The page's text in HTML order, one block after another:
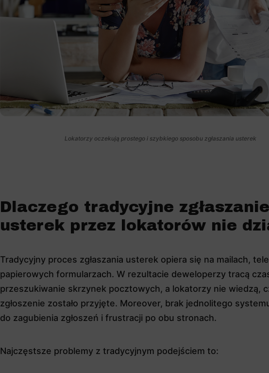
Lokatorzy oczekują prostego i szybkiego sposobu zgłaszania usterek
Dlaczego tradycyjne zgłaszanie
usterek przez lokatorów nie
Tradycyjny proces zgłaszania usterek opiera się na mailach,
papierowych formularzach. W rezultacie deweloperzy tracą
przeszukiwanie skrzynek pocztowych, a lokatorzy nie wiedzą,
zgłoszenie zostało przyjęte. Moreover, brak jednolitego
do zagubienia zgłoszeń i frustracji po obu stronach.
Najczęstsze problemy z tradycyjnym podejściem to: